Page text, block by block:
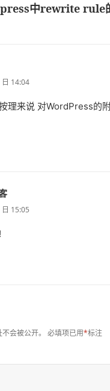
中rewrite rule
14:04
理来说 对WordPress的
道：
15:05
会被公开。 必填项已用*标注